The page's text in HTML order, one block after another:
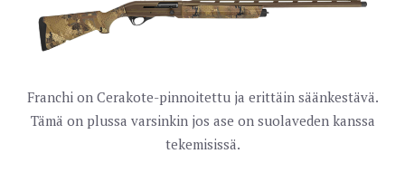
Franchi on Cerakote-pinnoitettu ja erittäin säänkestävä.
Tämä on plussa varsinkin jos ase on suolaveden kanssa
tekemisissä.